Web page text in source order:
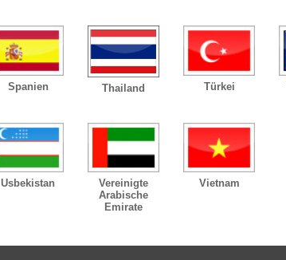
Spanien Thailand Türkei
Usbekistan
Vereinigte
Arabische
Emirate
Vietnam